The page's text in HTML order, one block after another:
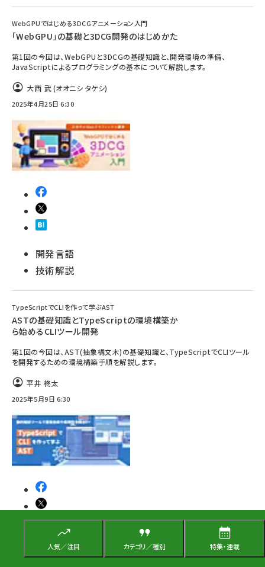
人気／注目 カテゴリ／種別 特集・連載
WebGPUではじめる3DCGアニメーション入門
「WebGPU」の基礎と3DCG開発のはじめかた
第1回の今回は、WebGPUと3DCGの基礎知識と、開発環境の準備、
JavaScriptによるプログラミングの基本について解説します。
大西 武 (オオニシ タケシ)
2025年4月25日 6:30
開発言語
技術解説
TypeScriptでCLIを作って学ぶAST
ASTの基礎知識とTypeScriptの環境構築か
ら始めるCLIツール開発
第1回の今回は、AST(抽象構文木)の基礎知識と、TypeScriptでCLIツール
を開発するための環境構築手順を解説します。
平井 柊太
2025年5月9日 6:30
開発言語